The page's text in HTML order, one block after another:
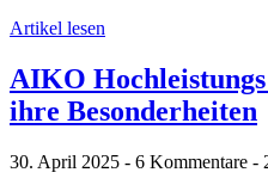
Artikel lesen
AIKO
ihre Besonderheiten
30. April 2025 - 6 Kommentare -